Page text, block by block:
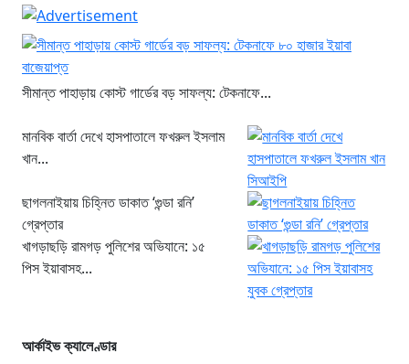
সীমান্ত পাহাড়ায় কোস্ট গার্ডের বড় সাফল্য: টেকনাফে...
মানবিক বার্তা দেখে হাসপাতালে ফখরুল ইসলাম
খান...
ছাগলনাইয়ায় চিহ্নিত ডাকাত ‘গুন্ডা রনি’
গ্রেপ্তার
খাগড়াছড়ি রামগড় পুলিশের অভিযানে: ১৫
পিস ইয়াবাসহ...
আর্কাইভ ক্যালেণ্ডার